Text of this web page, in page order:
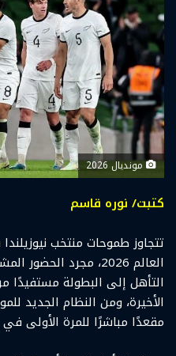
مونديال 2026
كتبت/ نوره قاسم
تتجاوز طموحات منتخب
العالم 2026، مجرد
التأهل إلى البطولة مستفيدًا
الأخيرة، ومن النظام الجديد
مقعدًا مباشرًا للمرة الأولى في